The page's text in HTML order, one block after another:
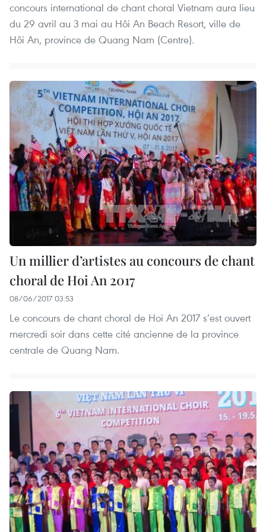
concours international de chant choral Vietnam aura lieu
du 29 avril au 3 mai au Hôi An Beach Resort, ville de
Hôi An, province de Quang Nam (Centre).
Un millier d’artistes au concours de chant
choral de Hoi An 2017
08/06/2017 03:53
Le concours de chant choral de Hoi An 2017 s’est ouvert
mercredi soir dans cette cité ancienne de la province
centrale de Quang Nam.